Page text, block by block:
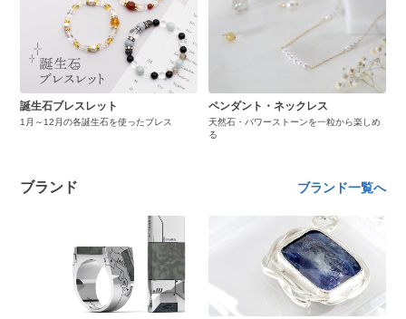
誕生石ブレスレット
1月～12月の各誕生石を使ったブレス
ペンダント・ネックレス
天然石・パワーストーンを一粒から楽しめ
る
ブランド ブランド一覧へ